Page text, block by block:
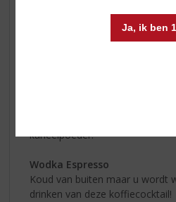
Ja, ik ben
Dit heeft u nodig:
kaneelpoeder.
Wodka Espresso
Koud van buiten maar u wordt
drinken van deze koffiecocktail!